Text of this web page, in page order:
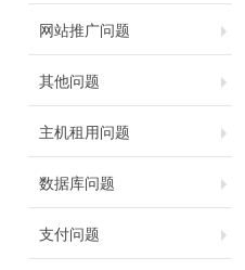
网站推广问题
其他问题
主机租用问题
数据库问题
支付问题